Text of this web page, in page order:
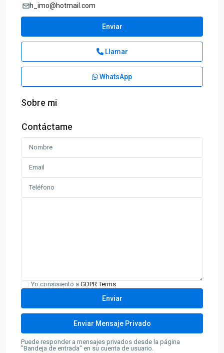
h_imo@hotmail.com
Enviar
Llamar
WhatsApp
Sobre mi
Contáctame
Yo consisiento a GDPR Terms
Puede responder a mensajes privados desde la página
"Bandeja de entrada" en su cuenta de usuario.